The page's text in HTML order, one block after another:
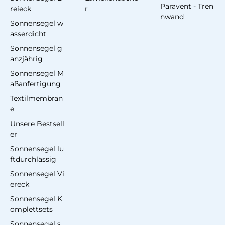
reieck
Sonnensegel w
asserdicht
Sonnensegel g
anzjährig
Sonnensegel M
aßanfertigung
Textilmembran
e
Unsere Bestsell
er
Sonnensegel lu
ftdurchlässig
Sonnensegel Vi
ereck
Sonnensegel K
omplettsets
r
Paravent - Tren
nwand